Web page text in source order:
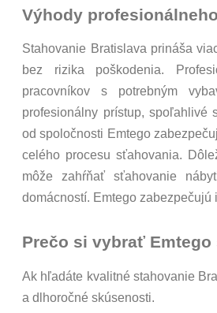
Výhody
Stahovanie Bratislava prináša
bez rizika poškodenia.
pracovníkov s potrebným
profesionálny prístup, spoľahlivé
od spoločnosti Emtego
celého procesu sťahovania.
môže zahŕňať sťahovanie
domácností. Emtego
Prečo si vybrať Emtego
Ak hľadáte kvalitné stahovanie
a dlhoročné skúsenosti.